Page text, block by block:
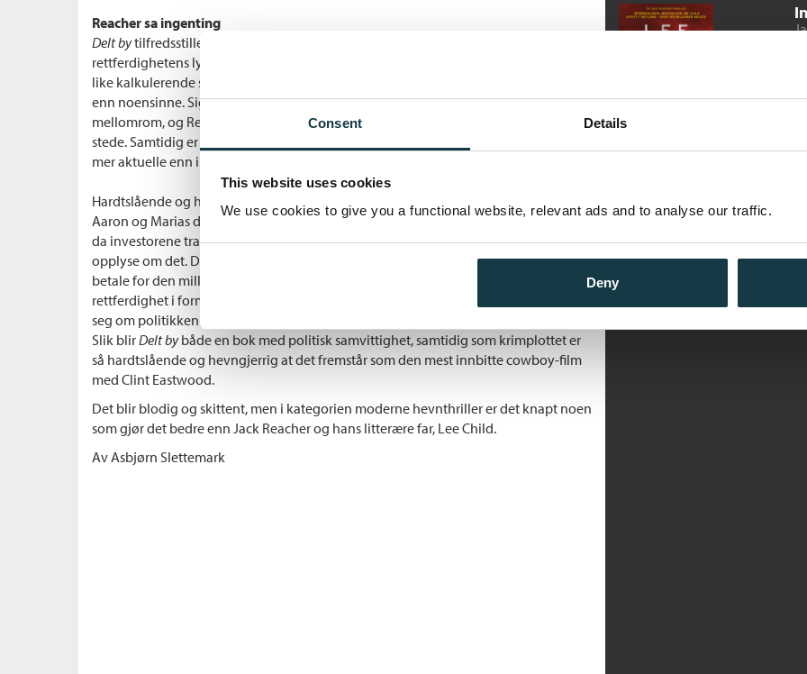
Consent Details
This website uses cookies
We use cookies to give you a functional website, relevant ads and to analyse our traffic.
Deny
Reacher sa ingenting
Delt bytilfredsstiller den harde kjernen av Jack Reacher-fans som vil se ham bringe
rettferdighetens lys til mørke rom av kriminalitet og mafiavirksomhet. Reacher er
like kalkulerende som alltid, og enda mindre tilgivende overfor voldelige banditter
enn noensinne. Signatursetningen «Reacher sa ingenting» dukker opp med jevne
mellomrom, og Reachers evne til å alltid vite intuitivt hva klokken er, er fremdeles til
stede. Samtidig er han voldeligere enn før, mens temaene Lee Child tar opp fremstår
mer aktuelle enn i tidligere bøker.
Hardtslående og hevngjerrig
Aaron og Marias datter var nemlig ansatt i et fremadstormende teknologifirma, men
da investorene trakk seg ut, sa eieren opp de ansattes helseforsikringer uten å
opplyse om det. Derfor må det gamle ekteparet skaffe stadig mer penger for å
betale for den milliondyre behandlingen. Jack Reacher er mest opptatt av en
rettferdighet i form av å straffe lånehaiene, men det er åpenbart at Lee Child bryr
seg om politikken som står bak det private helsevesenet.
Slik blirDelt bybåde en bok med politisk samvittighet, samtidig som krimplottet er
så hardtslående og hevngjerrig at det fremstår som den mest innbitte cowboy-film
med Clint Eastwood.
Det blir blodig og skittent, men i kategorien moderne hevnthriller er det knapt noen
som gjør det bedre enn Jack Reacher og hans litterære far, Lee Child.
Av Asbjørn Slettemark